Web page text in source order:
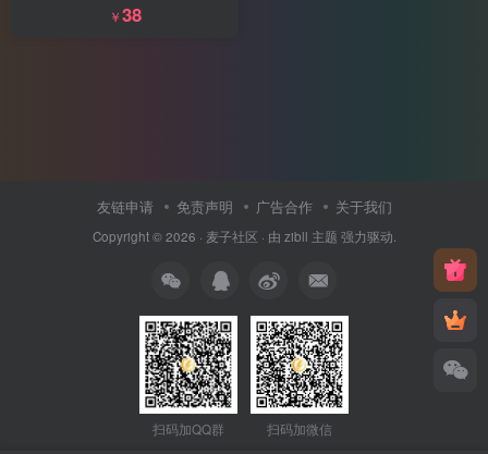
￥38
友链申请 免责声明 广告合作 关于我们
Copyright © 2026 · 麦子社区 · 由 zibll 主题 强力驱动.
扫码加QQ群 扫码加微信